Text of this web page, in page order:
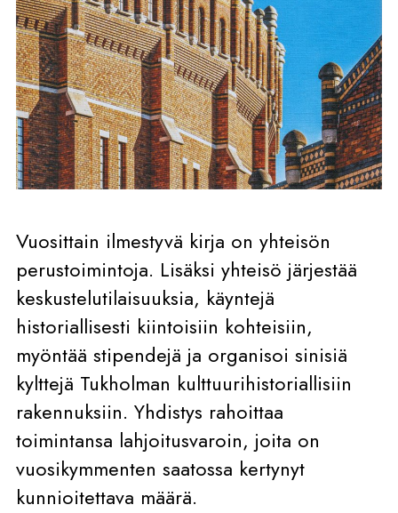
Vuosittain ilmestyvä kirja on yhteisön
perustoimintoja. Lisäksi yhteisö järjestää
keskustelutilaisuuksia, käyntejä
historiallisesti kiintoisiin kohteisiin,
myöntää stipendejä ja organisoi sinisiä
kylttejä Tukholman kulttuurihistoriallisiin
rakennuksiin. Yhdistys rahoittaa
toimintansa lahjoitusvaroin, joita on
vuosikymmenten saatossa kertynyt
kunnioitettava määrä.